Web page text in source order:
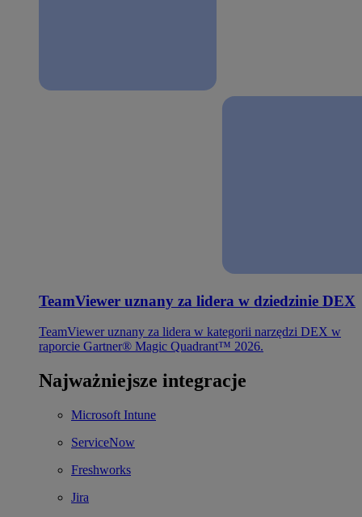
TeamViewer uznany za lidera w dziedzinie DEX
TeamViewer uznany za lidera w kategorii narzędzi DEX w
raporcie Gartner® Magic Quadrant™ 2026.
Najważniejsze integracje
Microsoft Intune
ServiceNow
Freshworks
Jira